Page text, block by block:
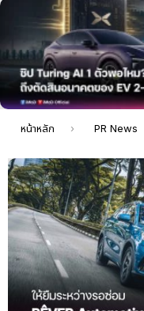
ล่าสุด
คุณอยู่ที่นี่:
หน้าหลัก PR News